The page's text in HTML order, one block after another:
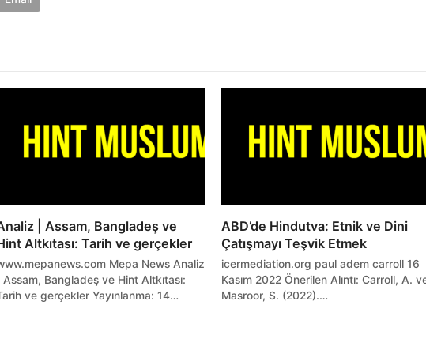
| Assam, Bangladeş ve
Altkıtası: Tarih ve gerçekler
Mepa News Analiz
| Assam, Bangladeş ve Hint Altkıtası:
ve gerçekler Yayınlanma: 14…
ABD’de Hindutva: Etnik ve Dini
Çatışmayı Teşvik Etmek
icermediation.org paul adem carroll 16
Kasım 2022 Önerilen Alıntı: Carroll, A.
Masroor, S. (2022).…